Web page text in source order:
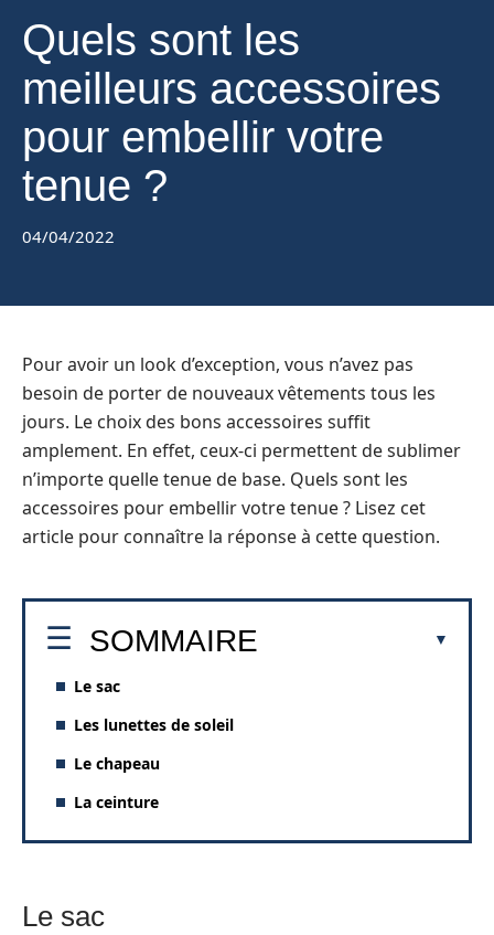
Quels sont les
meilleurs accessoires
pour embellir votre
tenue ?
04/04/2022
Pour avoir un look d’exception, vous n’avez pas
besoin de porter de nouveaux vêtements tous les
jours. Le choix des bons accessoires suffit
amplement. En effet, ceux-ci permettent de sublimer
n’importe quelle tenue de base. Quels sont les
accessoires pour embellir votre tenue ? Lisez cet
article pour connaître la réponse à cette question.
SOMMAIRE
Le sac
Les lunettes de soleil
Le chapeau
La ceinture
Le sac